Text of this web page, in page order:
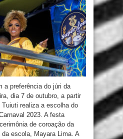
a preferência do júri da
dia 7 de outubro, a partir
realiza a escolha do
2023. A festa
de coroação da
escola, Mayara Lima. A